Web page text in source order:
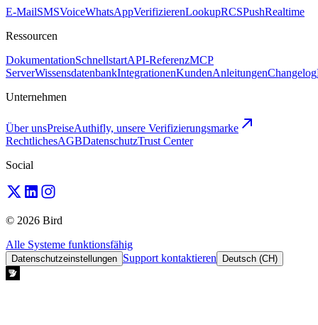
E-MailSMSVoiceWhatsAppVerifizierenLookupRCSPushRealtime
Ressourcen
DokumentationSchnellstartAPI-ReferenzMCP
ServerWissensdatenbankIntegrationenKundenAnleitungenChangelog
Unternehmen
Über unsPreiseAuthifly, unsere Verifizierungsmarke
RechtlichesAGBDatenschutzTrust Center
Social
© 2026 Bird
Alle Systeme funktionsfähig
Datenschutzeinstellungen Support kontaktieren Deutsch (CH)